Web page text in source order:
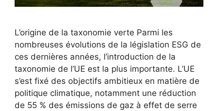
L’origine de la taxonomie verte Parmi les
nombreuses évolutions de la législation ESG de
ces dernières années, l’introduction de la
taxonomie de l’UE est la plus importante. L’UE
s’est fixé des objectifs ambitieux en matière de
politique climatique, notamment une réduction
de 55 % des émissions de gaz à effet de serre